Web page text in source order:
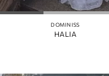
DOMINISS
HALIA